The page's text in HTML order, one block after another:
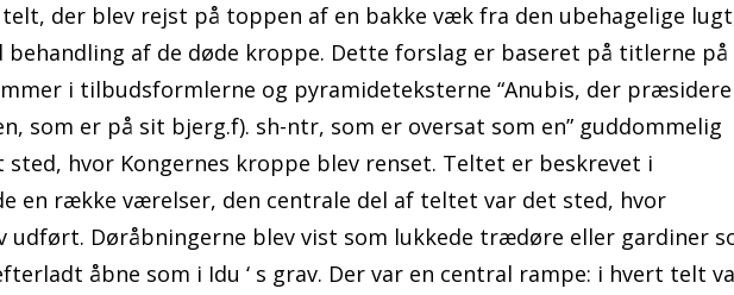
der blev rejst på toppen af en bakke væk fra den ubehagelige
behandling af de døde kroppe. Dette forslag er baseret på titlerne på
i tilbudsformlerne og pyramideteksterne “Anubis, der
som er på sit bjerg.f). sh-ntr, som er oversat som en” guddommelig
sted, hvor Kongernes kroppe blev renset. Teltet er beskrevet i
en række værelser, den centrale del af teltet var det sted, hvor
udført. Døråbningerne blev vist som lukkede trædøre eller gardiner
åbne som i Idu ‘ s grav. Der var en central rampe: i hvert telt